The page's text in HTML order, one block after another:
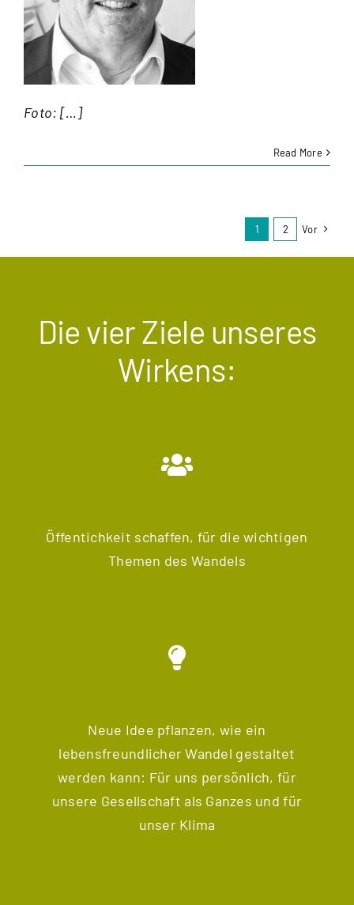
Foto: […]
Read More
1 2 Vor
Die vier Ziele unseres
Wirkens:
Öffentichkeit schaffen, für die wichtigen
Themen des Wandels
Neue Idee pflanzen, wie ein
lebensfreundlicher Wandel gestaltet
werden kann: Für uns persönlich, für
unsere Gesellschaft als Ganzes und für
unser Klima